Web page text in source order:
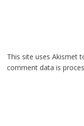
This site uses Akismet
comment data is